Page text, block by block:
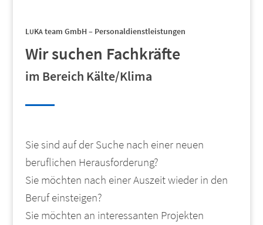
LUKAteam GmbH – Personaldienstleistungen
Wir suchen Fachkräfte
im Bereich Kälte/Klima
Sie sind auf der Suche nach einer neuen
beruflichen Herausforderung?
Sie möchten nach einer Auszeit wieder in den
Beruf einsteigen?
Sie möchten an interessanten Projekten